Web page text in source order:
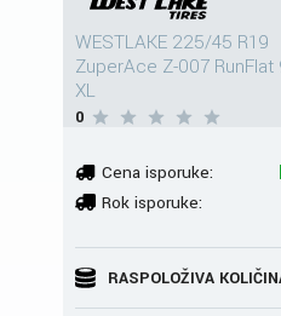
WESTLAKE 225/45 R19
ZuperAce Z-007 RunFlat
XL
0
Cena isporuke:
Rok isporuke:
RASPOLOŽIVA